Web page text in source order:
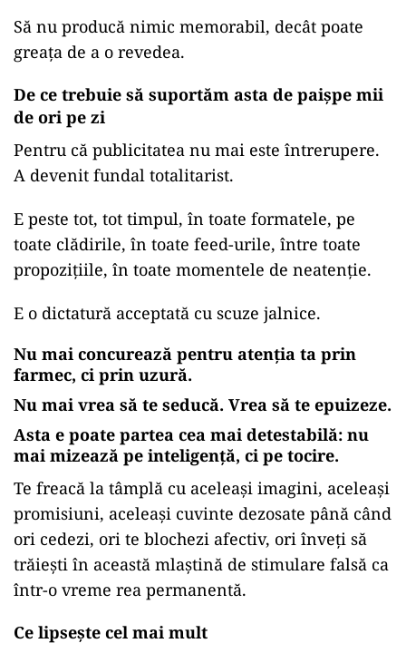
Să nu producă nimic memorabil, decât poate
greața de a o revedea.
De ce trebuie să suportăm asta de paișpe mii
de ori pe zi
Pentru că publicitatea nu mai este întrerupere.
A devenit fundal totalitarist.
E peste tot, tot timpul, în toate formatele, pe
toate clădirile, în toate feed-urile, între toate
propozițiile, în toate momentele de neatenție.
E o dictatură acceptată cu scuze jalnice.
Nu mai concurează pentru atenția ta prin
farmec, ci prin uzură.
Nu mai vrea să te seducă. Vrea să te epuizeze.
Asta e poate partea cea mai detestabilă: nu
mai mizează pe inteligență, ci pe tocire.
Te freacă la tâmplă cu aceleași imagini, aceleași
promisiuni, aceleași cuvinte dezosate până când
ori cedezi, ori te blochezi afectiv, ori înveți să
trăiești în această mlaștină de stimulare falsă ca
într-o vreme rea permanentă.
Ce lipsește cel mai mult